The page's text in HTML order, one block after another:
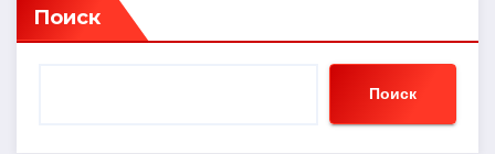
Поиск
Поиск